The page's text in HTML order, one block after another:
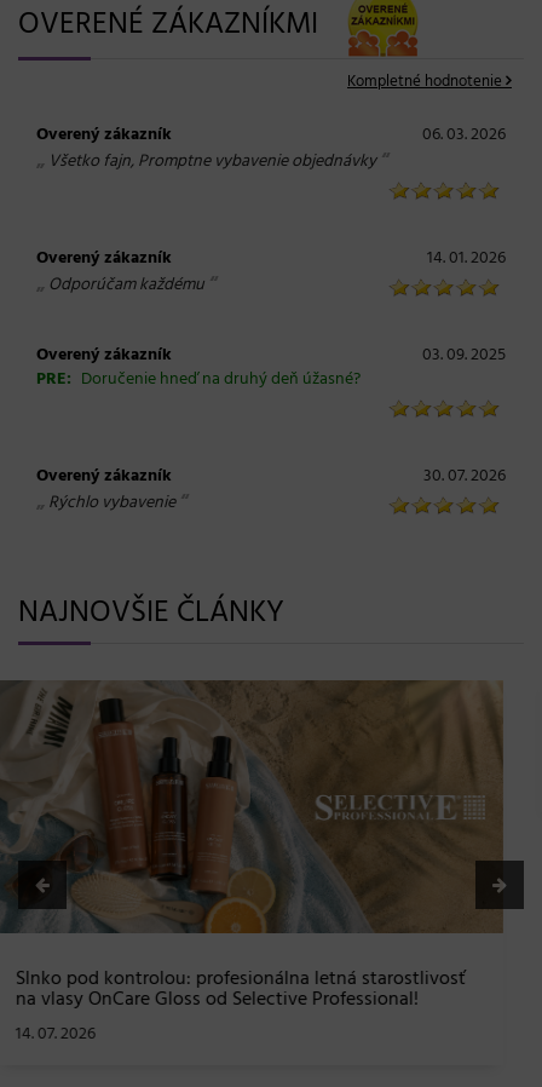
OVERENÉ ZÁKAZNÍKMI
Kompletné hodnotenie
Overený zákazník 06. 03. 2026
„ Všetko fajn, Promptne vybavenie objednávky“
Overený zákazník 14. 01. 2026
„ Odporúčam každému “
Overený zákazník
03. 09. 2025
PRE: Doručenie hneď na druhý deň úžasné?
Overený zákazník 30. 07. 2026
„ Rýchlo vybavenie“
NAJNOVŠIE ČLÁNKY
BLONDME prichádza s novou érou blond: lesk, glow
efekt a maximálna starostlivosť bez kompromisov
08. 06. 2026